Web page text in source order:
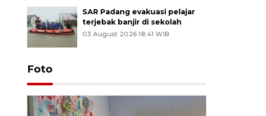
SAR Padang evakuasi pelajar
terjebak banjir di sekolah
03 August 2026 18:41 WIB
Foto